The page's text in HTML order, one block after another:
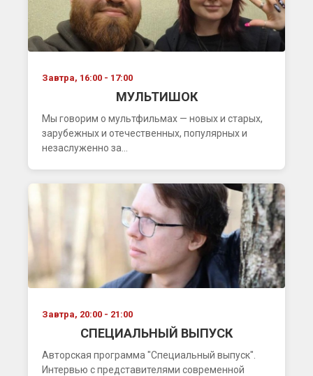
Завтра, 16:00 - 17:00
МУЛЬТИШОК
Мы говорим о мультфильмах — новых и старых,
зарубежных и отечественных, популярных и
незаслуженно за...
Завтра, 20:00 - 21:00
СПЕЦИАЛЬНЫЙ ВЫПУСК
Авторская программа "Специальный выпуск".
Интервью с представителями современной